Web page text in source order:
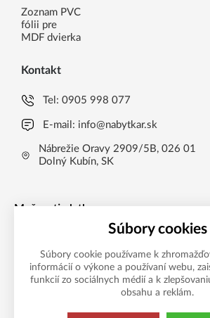
Zoznam PVC
fólii pre
MDF dvierka
Kontakt
Tel:0905 998 077
E-mail: info@nabytkar.sk
Nábrežie Oravy 2909/5B, 026 01
Dolný Kubín, SK
Možnosti platby
Súbory cookies
Súbory cookie používame k
informácií o výkone a používaní webu,
funkcií zo sociálnych médií a k
obsahu a reklám.